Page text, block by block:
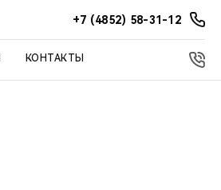
+7 (4852) 58-31-12
КОНТАКТЫ